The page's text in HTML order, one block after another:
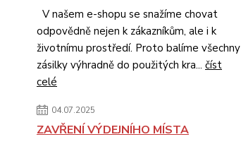
V našem e-shopu se snažíme chovat
odpovědně nejen k zákazníkům, ale i k
životnímu prostředí. Proto balíme všechny
zásilky výhradně do použitých kra... číst
celé
04.07.2025
ZAVŘENÍ VÝDEJNÍHO MÍSTA